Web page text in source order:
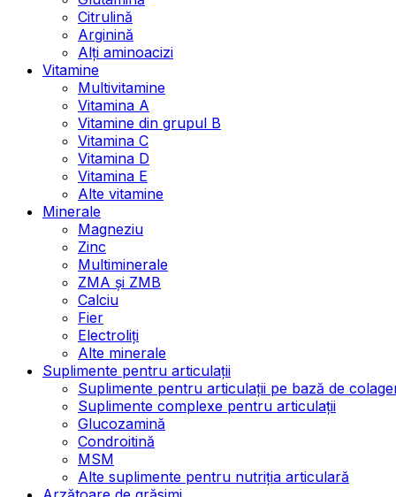
Citrulină
Arginină
Alți aminoacizi
Vitamine
Multivitamine
Vitamina A
Vitamine din grupul B
Vitamina C
Vitamina D
Vitamina E
Alte vitamine
Minerale
Magneziu
Zinc
Multiminerale
ZMA și ZMB
Calciu
Fier
Electroliți
Alte minerale
Suplimente pentru articulații
Suplimente pentru articulații pe bază de
Suplimente complexe pentru articulații
Glucozamină
Condroitină
MSM
Alte suplimente pentru nutriția articulară